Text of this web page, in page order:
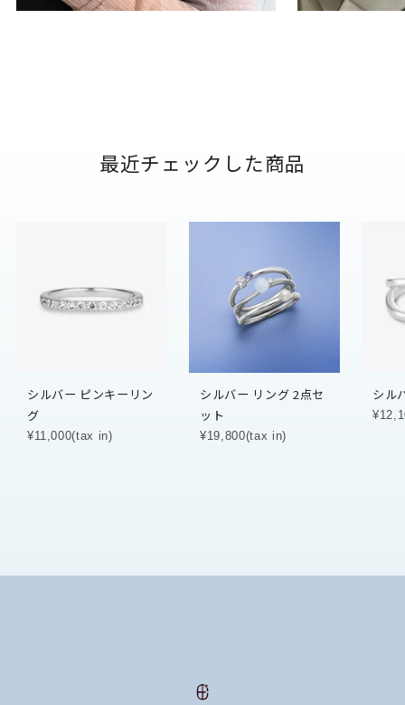
最近チェックした商品
シルバー ピンキーリン
グ
¥11,000(tax in)
シルバー リング 2点セ
ット
¥19,800(tax in)
シル